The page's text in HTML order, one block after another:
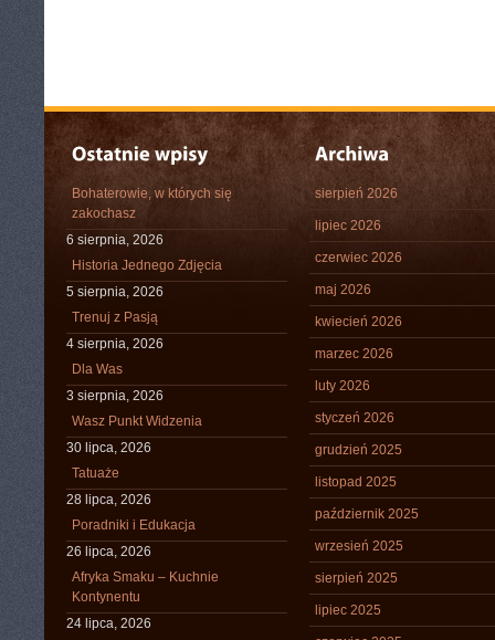
Bohaterowie, w których się
zakochasz
6 sierpnia, 2026
Historia Jednego Zdjęcia
5 sierpnia, 2026
Trenuj z Pasją
4 sierpnia, 2026
Dla Was
3 sierpnia, 2026
Wasz Punkt Widzenia
30 lipca, 2026
Tatuaże
28 lipca, 2026
Poradniki i Edukacja
26 lipca, 2026
Afryka Smaku – Kuchnie
Kontynentu
24 lipca, 2026
sierpień 2026
lipiec 2026
czerwiec 2026
maj 2026
kwiecień 2026
marzec 2026
luty 2026
styczeń 2026
grudzień 2025
listopad 2025
październik 2025
wrzesień 2025
sierpień 2025
lipiec 2025